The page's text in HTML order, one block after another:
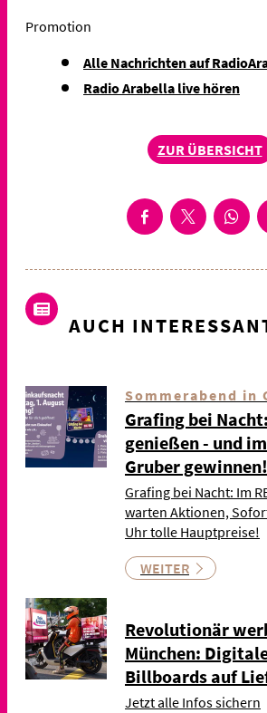
Promotion
Alle Nachrichten auf
Radio Arabella live hören
ZUR ÜBERSICHT
AUCH
Sommerabend in
Grafing bei
genießen - und
Gruber gewinnen!
Grafing bei Nacht: Im
warten Aktionen,
Uhr tolle Hauptpreise!
WEITER
Revolutionär
München:
Billboards auf
Jetzt alle Infos sichern